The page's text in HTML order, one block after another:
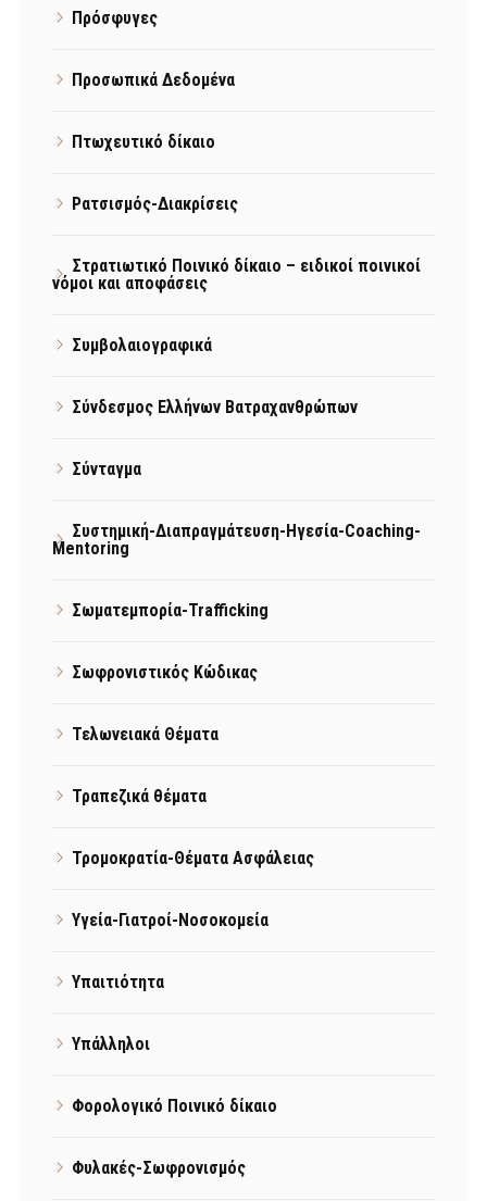
Πρόσφυγες
Προσωπικά Δεδομένα
Πτωχευτικό δίκαιο
Ρατσισμός-Διακρίσεις
Στρατιωτικό Ποινικό δίκαιο – ειδικοί ποινικοί
νόμοι και αποφάσεις
Συμβολαιογραφικά
Σύνδεσμος Ελλήνων Βατραχανθρώπων
Σύνταγμα
Συστημική-Διαπραγμάτευση-Ηγεσία-Coaching-
Mentoring
Σωματεμπορία-Trafficking
Σωφρονιστικός Κώδικας
Τελωνειακά Θέματα
Τραπεζικά θέματα
Τρομοκρατία-Θέματα Ασφάλειας
Υγεία-Γιατροί-Νοσοκομεία
Υπαιτιότητα
Υπάλληλοι
Φορολογικό Ποινικό δίκαιο
Φυλακές-Σωφρονισμός